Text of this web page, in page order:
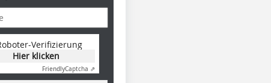
Verifizierung
Hier klicken
FriendlyCaptcha ⇗